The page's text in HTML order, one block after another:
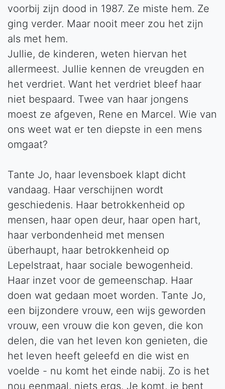
voorbij zijn dood in 1987. Ze miste hem. Ze
ging verder. Maar nooit meer zou het zijn
als met hem.
Jullie, de kinderen, weten hiervan het
allermeest. Jullie kennen de vreugden en
het verdriet. Want het verdriet bleef haar
niet bespaard. Twee van haar jongens
moest ze afgeven, Rene en Marcel. Wie van
ons weet wat er ten diepste in een mens
omgaat?
Tante Jo, haar levensboek klapt dicht
vandaag. Haar verschijnen wordt
geschiedenis. Haar betrokkenheid op
mensen, haar open deur, haar open hart,
haar verbondenheid met mensen
überhaupt, haar betrokkenheid op
Lepelstraat, haar sociale bewogenheid.
Haar inzet voor de gemeenschap. Haar
doen wat gedaan moet worden. Tante Jo,
een bijzondere vrouw, een wijs geworden
vrouw, een vrouw die kon geven, die kon
delen, die van het leven kon genieten, die
het leven heeft geleefd en die wist en
voelde - nu komt het einde nabij. Zo is het
nou eenmaal, niets ergs. Je komt, je bent